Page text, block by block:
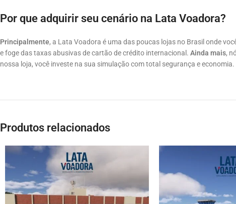
Por que adquirir seu cenário na Lata Voadora?
Principalmente, a Lata Voadora é uma das poucas lojas no Brasil onde
e foge das taxas abusivas de cartão de crédito internacional. Ainda mais,
nossa loja, você investe na sua simulação com total segurança e economia.
Produtos relacionados